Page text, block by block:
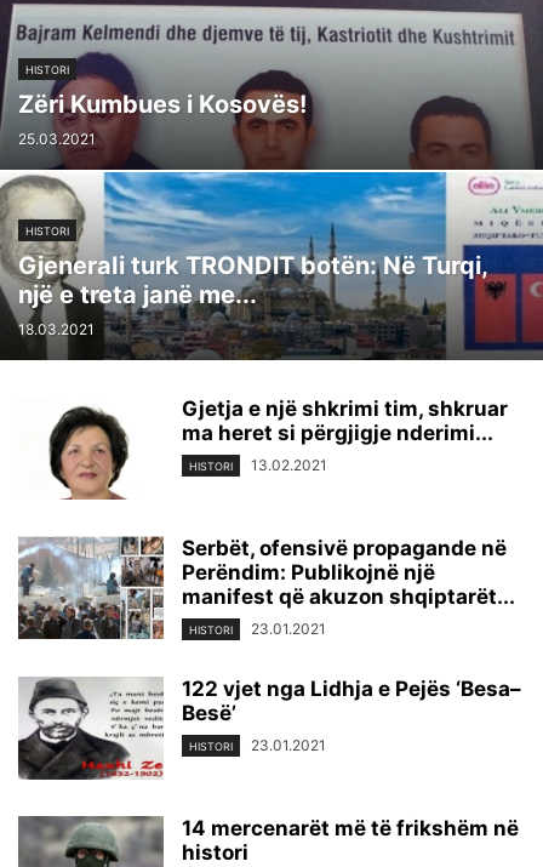
HISTORI
Zëri Kumbues i Kosovës!
25.03.2021
HISTORI
GjeneraIi turk TRONDlT botën: Në Turqi,
një e treta janë me...
18.03.2021
Gjetja e një shkrimi tim, shkruar
ma heret si përgjigje nderimi...
HISTORI 13.02.2021
Serbët, ofensivë propagande në
Perëndim: Publikojnë një
manifest që akuzon shqiptarët...
HISTORI 23.01.2021
122 vjet nga Lidhja e Pejës ‘Besa–
Besë’
HISTORI 23.01.2021
14 mercenarët më të frikshëm në
histori